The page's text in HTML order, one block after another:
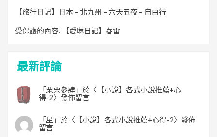
【旅行日記】日本 – 北九州 – 六天五夜 – 自由行
受保護的內容: 【愛琳日記】春雷
最新評論
「 栗栗參肆」於〈 【小說】各式小說推薦+心
得-2〉發佈留言
「 星 」於〈 【小說】各式小說推薦+心得-2〉發佈
留言